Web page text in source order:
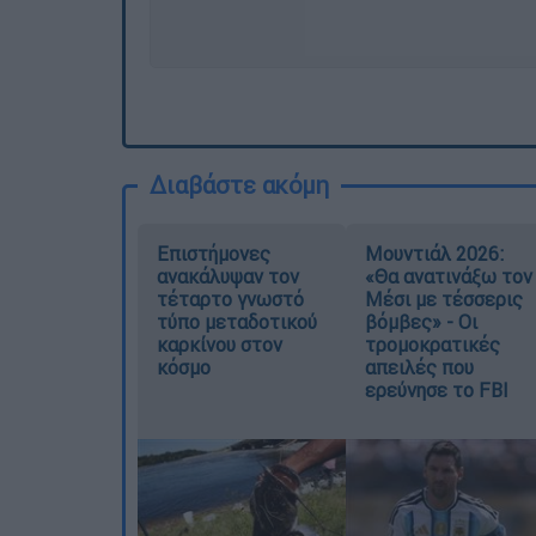
Διαβάστε ακόμη
Επιστήμονες
ανακάλυψαν τον
τέταρτο γνωστό
τύπο μεταδοτικού
καρκίνου στον
κόσμο
Μουντιάλ 2026:
«Θα ανατινάξω τον
Μέσι με τέσσερις
βόμβες» - Οι
τρομοκρατικές
απειλές που
ερεύνησε το FBI